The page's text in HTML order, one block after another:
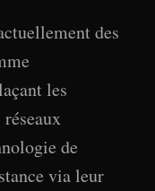
des
les
de
via leur